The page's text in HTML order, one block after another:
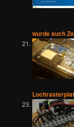
wurde auch